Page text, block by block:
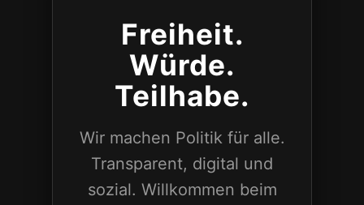
Freiheit.
Würde.
Teilhabe.
Wir machen Politik für alle.
Transparent, digital und
sozial. Willkommen beim